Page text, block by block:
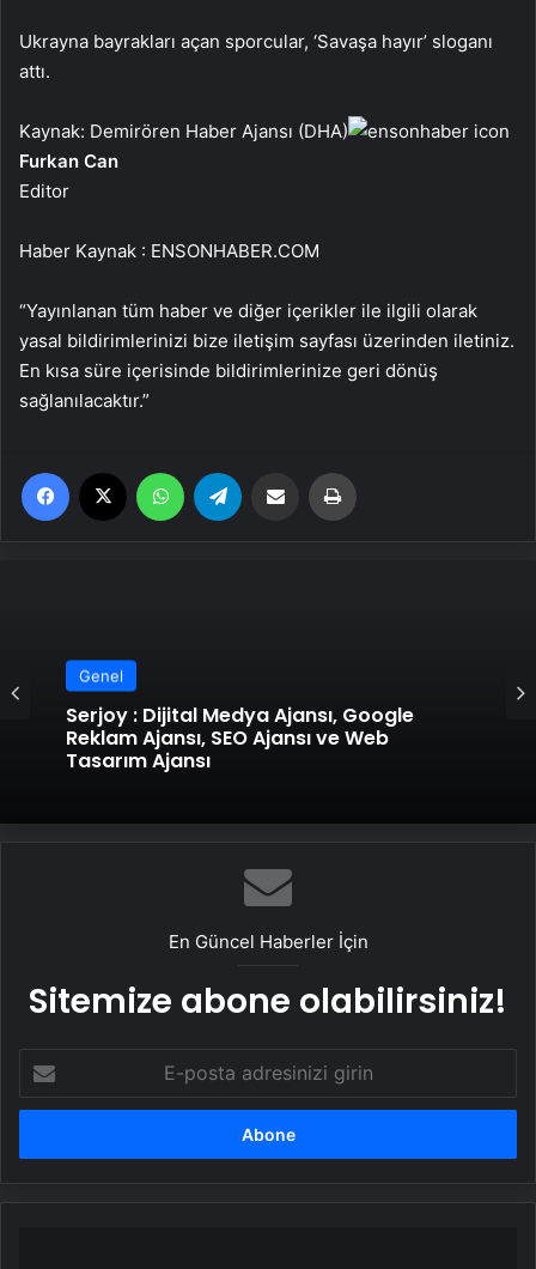
Ukrayna bayrakları açan sporcular, ‘Savaşa hayır’ sloganı
attı.
Kaynak: Demirören Haber Ajansı (DHA)
Furkan Can
Editor
Haber Kaynak : ENSONHABER.COM
“Yayınlanan tüm haber ve diğer içerikler ile ilgili olarak
yasal bildirimlerinizi bize iletişim sayfası üzerinden iletiniz.
En kısa süre içerisinde bildirimlerinize geri dönüş
sağlanılacaktır.”
Facebook WhatsApp Email'den paylaş
Genel
Serjoy : Dijital Medya Ajansı, Google
Reklam Ajansı, SEO Ajansı ve Web
Tasarım Ajansı
Genel
UETDS Nedir ? Uetds.com İle Akıllı Dijital
Taşımacılık Yazılımı
En Güncel Haberler İçin
Sitemize abone olabilirsiniz!
posta
adresinizi